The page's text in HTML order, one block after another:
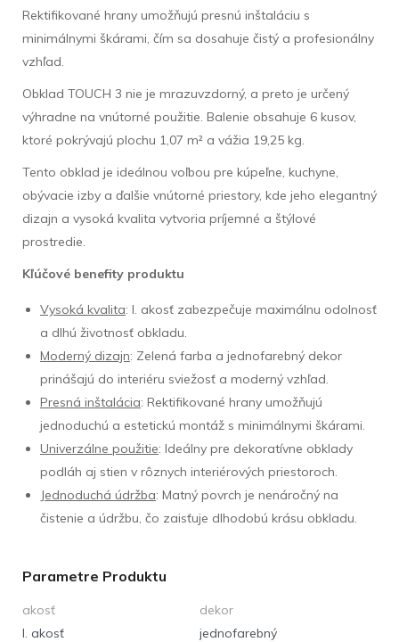
Rektifikované hrany umožňujú presnú inštaláciu s
minimálnymi škárami, čím sa dosahuje čistý a profesionálny
vzhľad.
Obklad TOUCH 3 nie je mrazuvzdorný, a preto je určený
výhradne na vnútorné použitie. Balenie obsahuje 6 kusov,
ktoré pokrývajú plochu 1,07 m² a vážia 19,25 kg.
Tento obklad je ideálnou voľbou pre kúpeľne, kuchyne,
obývacie izby a ďalšie vnútorné priestory, kde jeho elegantný
dizajn a vysoká kvalita vytvoria príjemné a štýlové
prostredie.
Kľúčové benefity produktu
Vysoká kvalita: I. akosť zabezpečuje maximálnu odolnosť
a dlhú životnosť obkladu.
Moderný dizajn: Zelená farba a jednofarebný dekor
prinášajú do interiéru sviežosť a moderný vzhľad.
Presná inštalácia: Rektifikované hrany umožňujú
jednoduchú a estetickú montáž s minimálnymi škárami.
Univerzálne použitie: Ideálny pre dekoratívne obklady
podláh aj stien v rôznych interiérových priestoroch.
Jednoduchá údržba: Matný povrch je nenáročný na
čistenie a údržbu, čo zaisťuje dlhodobú krásu obkladu.
Parametre Produktu
akosť
I. akosť
dekor
jednofarebný